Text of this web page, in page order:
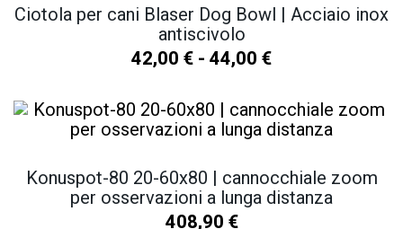
Ciotola per cani Blaser Dog Bowl | Acciaio inox
antiscivolo
42,00 € - 44,00 €
Konuspot-80 20-60x80 | cannocchiale zoom
per osservazioni a lunga distanza
408,90 €